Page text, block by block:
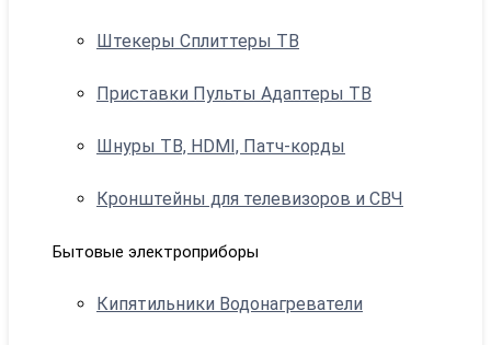
Штекеры Сплиттеры ТВ
Приставки Пульты Адаптеры ТВ
Шнуры ТВ, HDMI, Патч-корды
Кронштейны для телевизоров и СВЧ
Бытовые электроприборы
Кипятильники Водонагреватели